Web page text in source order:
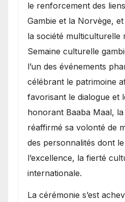
le renforcement des
Gambie et la Norvège,
la société multiculturelle
Semaine culturelle
l’un des événements
célébrant le patrimoine
favorisant le dialogue et
honorant Baaba Maal,
réaffirmé sa volonté de
des personnalités dont
l’excellence, la fierté
internationale.
​La cérémonie s’est